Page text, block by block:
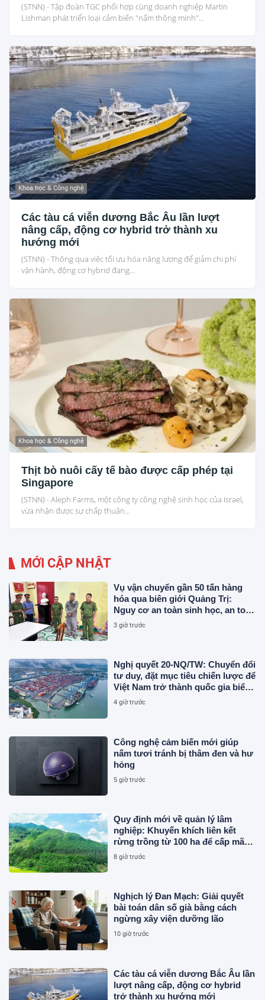
(STNN) - Tập đoàn TGC phối hợp cùng doanh nghiệp Martin
Lishman phát triển loại cảm biến "nấm thông minh"...
Khoa học & Công nghệ
Các tàu cá viễn dương Bắc Âu lần lượt
nâng cấp, động cơ hybrid trở thành xu
hướng mới
(STNN) - Thông qua việc tối ưu hóa năng lượng để giảm chi phí
vận hành, động cơ hybrid đang...
Khoa học & Công nghệ
Thịt bò nuôi cấy tế bào được cấp phép tại
Singapore
(STNN) - Aleph Farms, một công ty công nghệ sinh học của Israel,
vừa nhận được sự chấp thuận...
MỚI CẬP NHẬT
Vụ vận chuyển gần 50 tấn hàng
hóa qua biên giới Quảng Trị:
Nguy cơ an toàn sinh học, an toàn
thực phẩm từ sản phẩm động vật
3 giờ trước
Nghị quyết 20-NQ/TW: Chuyển đổi
tư duy, đặt mục tiêu chiến lược để
Việt Nam trở thành quốc gia biển
mạnh
4 giờ trước
Công nghệ cảm biến mới giúp
nấm tươi tránh bị thâm đen và hư
hỏng
5 giờ trước
Quy định mới về quản lý lâm
nghiệp: Khuyến khích liên kết
rừng trồng từ 100 ha để cấp mã
số
8 giờ trước
Nghịch lý Đan Mạch: Giải quyết
bài toán dân số già bằng cách
ngừng xây viện dưỡng lão
10 giờ trước
Các tàu cá viễn dương Bắc Âu lần
lượt nâng cấp, động cơ hybrid
trở thành xu hướng mới